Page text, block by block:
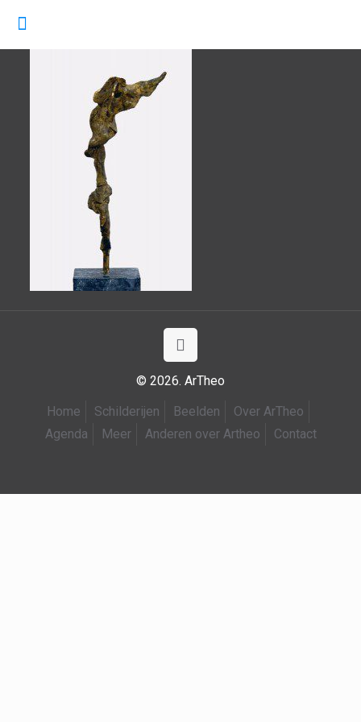
© 2026. ArTheo
Home
Schilderijen Beelden
Over ArTheo
Agenda
Meer Anderen over Artheo Contact